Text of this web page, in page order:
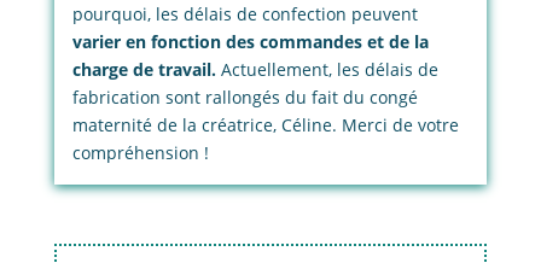
pourquoi, les délais de confection peuvent
varier en fonction des commandes et de la
charge de travail.Actuellement, les délais de
fabrication sont rallongés du fait du congé
maternité de la créatrice, Céline. Merci de votre
compréhension !